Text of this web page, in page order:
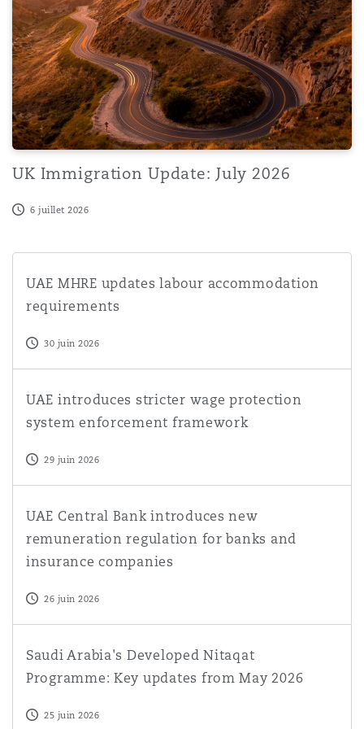
UK Immigration Update: July 2026
6 juillet 2026
UAE MHRE updates labour accommodation
requirements
30 juin 2026
UAE introduces stricter wage protection
system enforcement framework
29 juin 2026
UAE Central Bank introduces new
remuneration regulation for banks and
insurance companies
26 juin 2026
Saudi Arabia's Developed Nitaqat
Programme: Key updates from May 2026
25 juin 2026